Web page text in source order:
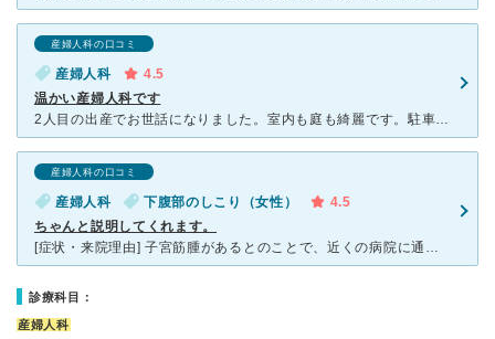
産婦人科の口コミ
産婦人科
4.5
温かい産婦人科です
2人目の出産でお世話になりました。室内も庭も綺麗です。駐車場もたくさんあります。 オモチャがたくさんあるキッズルームがあったので子どもも飽きずに待っていられたので1人目も連れて健診に行けました。
産婦人科の口コミ
産婦人科 下腹部のしこり（女性）
4.5
ちゃんと説明してくれます。
[症状・来院理由] 子宮筋腫があるとのことで、近くの病院に通っていましたが、先生が私には合わず不安だったため、詳しく調べてもらうために来院。 [医師の診断・治療法] 内診、MRI検査など、詳しく
診療科目：
産婦人科